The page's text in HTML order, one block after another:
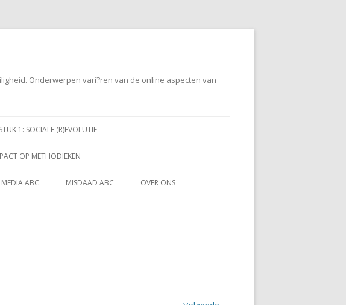
Onderwerpen vari?ren van de online aspecten van
1: SOCIALE (R)EVOLUTIE
OP METHODIEKEN
MEDIA ABC MISDAAD ABC OVER ONS